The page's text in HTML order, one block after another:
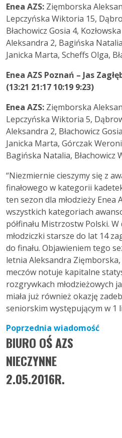
Enea AZS: Zięmborska
Lepczyńska Wiktoria 15,
Błachowicz Gosia 4,
Aleksandra 2, Bagińska
Janicka Marta, Scheffs Olga,
Enea AZS Poznań – Jas
(13:21 21:17 10:19 9:23)
Enea AZS: Zięmborska
Lepczyńska Wiktoria 5,
Aleksandra 2, Błachowicz
Janicka Marta, Górczak
Bagińska Natalia, Błachowicz
“Niezmiernie cieszymy się z
finałowego w kategorii
ten sezon dla młodzieży Enea
wszystkich kategoriach
półfinału Mistrzostw Polski.
młodziczki starsze do lat 14
do finału. Objawieniem tego
letnia Aleksandra
meczów notuje kapitalne
rozgrywkach młodzieżowych
miała już również okazję
seniorskim występującym w 1
Nawigacja
wpisu
Poprzednia wiadomość
BIURO OŚ AZS
NIECZYNNE
2.05.2016R.